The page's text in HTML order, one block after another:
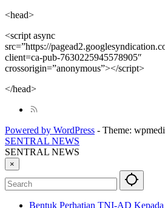
<head>
<script async
src=”https://
client=ca-pub-7630225945578905″
crossorigin=”anonymous”></script>
</head>
Powered by WordPress - Theme:
SENTRAL NEWS
SENTRAL NEWS
×
Bentuk Perhatian TNI-AD